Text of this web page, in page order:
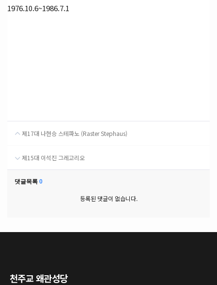
1976.10.6~1986.7.1
제17대 나현승 스테파노 (Raster Stephaus)
제15대 이석진 그레고리오
댓글목록 0
등록된 댓글이 없습니다.
천주교 왜관성당